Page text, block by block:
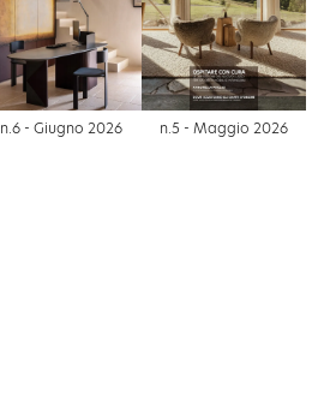
n.6 - Giugno 2026 n.5 - Maggio 2026